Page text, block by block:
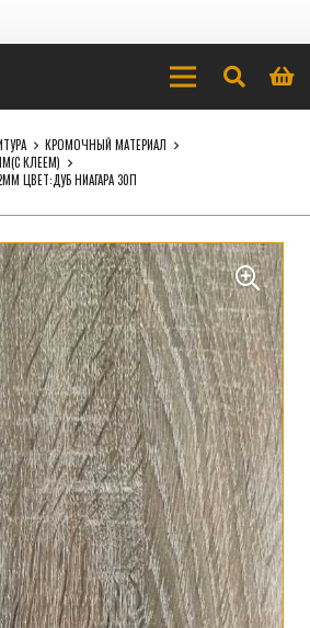
КРОМОЧНЫЙ МАТЕРИАЛ
КЛЕЕМ)
ЦВЕТ:ДУБ НИАГАРА 30П